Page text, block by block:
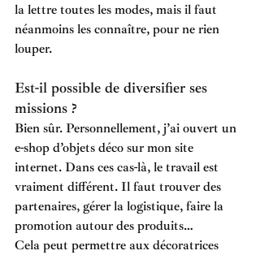
la lettre toutes les modes, mais il faut
néanmoins les connaître, pour ne rien
louper.
Est-il possible de diversifier ses
missions ?
Bien sûr. Personnellement, j’ai ouvert un
e-shop d’objets déco sur mon site
internet. Dans ces cas-là, le travail est
vraiment différent. Il faut trouver des
partenaires, gérer la logistique, faire la
promotion autour des produits…
Cela peut permettre aux décoratrices